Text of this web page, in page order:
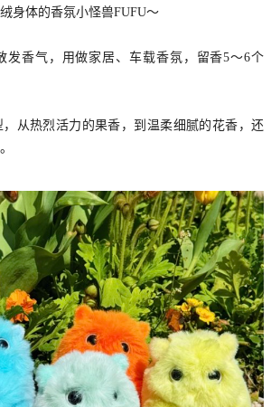
身体的香氛小怪兽FUFU～
发香气，用做家居、车载香氛，留香5～6个
从热烈活力的果香，到温柔细腻的花香，还